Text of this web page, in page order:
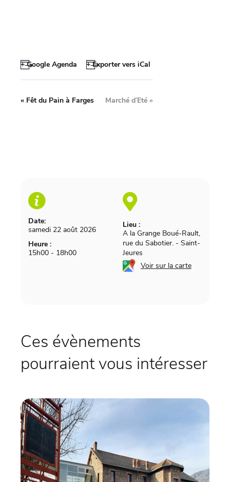
+ Google Agenda + Exporter vers iCal
Date:
samedi 22 août 2026
Heure :
15h00 - 18h00
Lieu :
A la Grange Boué-Rault,
rue du Sabotier. - Saint-
Jeures
Voir sur la carte
« Fêt du Pain à Farges Marché d’Eté »
Ces évènements
pourraient vous intéresser